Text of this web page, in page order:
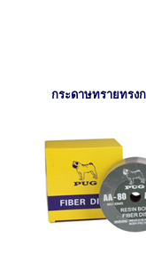
กระดาษทรายทรง